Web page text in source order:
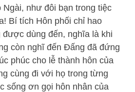
Ngài, như đôi bạn trong tiệc
Bí tích Hôn phối chỉ hao
được dùng đến, nghĩa là khi
còn nghĩ đến Đấng đã đứng
phúc cho lễ thành hôn của
cùng đi với họ trong từng
sống ơn gọi hôn nhân của